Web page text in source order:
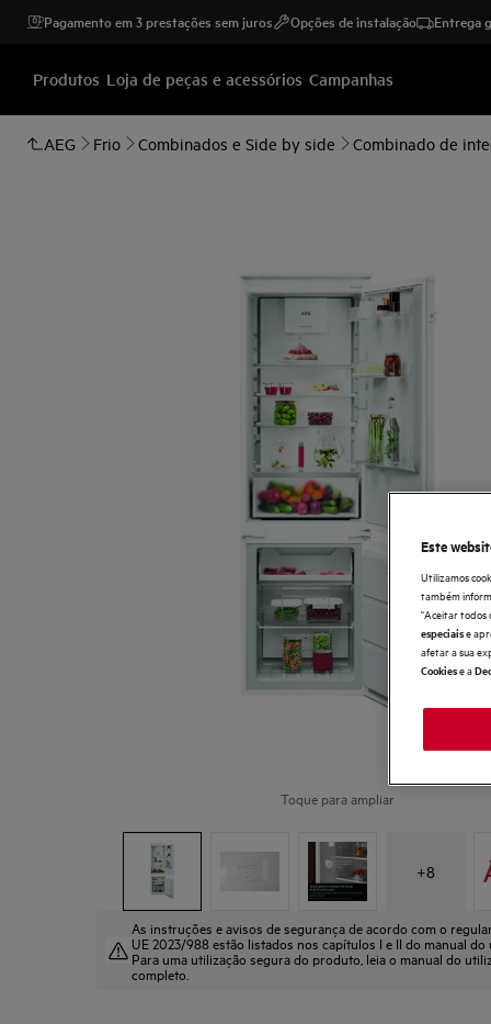
Pagamento em 3 prestações sem juros Opções de instalação Entrega
Produtos Loja de peças e acessórios Campanhas
AEG Frio Combinados e Side by side Combinado de
Toque para ampliar
+8
As instruções e avisos de segurança de acordo com o
UE 2023/988 estão listados nos capítulos I e II do manual do
Para uma utilização segura do produto, leia o manual do
completo.
Este
Utilizamos
também
"Aceitar todos
especiaise
afetar a sua
Cookiese a